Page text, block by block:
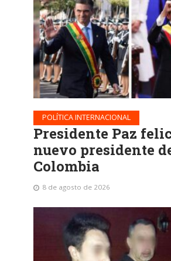
POLÍTICA INTERNACIONAL
Presidente Paz
nuevo presidente
Colombia
8 de agosto de 2026